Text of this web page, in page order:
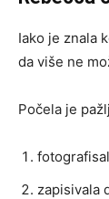
Iako je znala
da više ne
Počela je
zapisivala